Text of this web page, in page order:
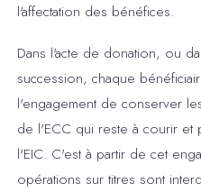
l'affectation des bénéfices.
Dans l'acte de donation, ou
succession, chaque
l'engagement de conserver
de l'ECC qui reste à courir et
l'EIC. C'est à partir de cet
opérations sur titres sont